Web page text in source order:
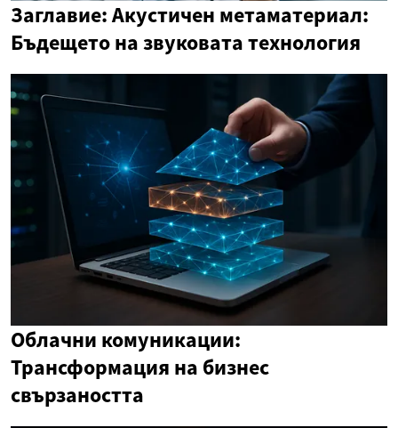
Заглавие: Акустичен метаматериал:
Бъдещето на звуковата технология
Облачни комуникации:
Трансформация на бизнес
свързаността